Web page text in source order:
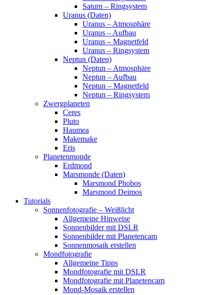
Saturn – Ringsystem
Uranus (Daten)
Uranus – Atmosphäre
Uranus – Aufbau
Uranus – Magnetfeld
Uranus – Ringsystem
Neptun (Daten)
Neptun – Atmosphäre
Neptun – Aufbau
Neptun – Magnetfeld
Neptun – Ringsystem
Zwergplaneten
Ceres
Pluto
Haumea
Makemake
Eris
Planetenmonde
Erdmond
Marsmonde (Daten)
Marsmond Phobos
Marsmond Deimos
Tutorials
Sonnenfotografie – Weißlicht
Allgemeine Hinweise
Sonnenbilder mit DSLR
Sonnenbilder mit Planetencam
Sonnenmosaik erstellen
Mondfotografie
Allgemeine Tipps
Mondfotografie mit DSLR
Mondfotografie mit Planetencam
Mond-Mosaik erstellen